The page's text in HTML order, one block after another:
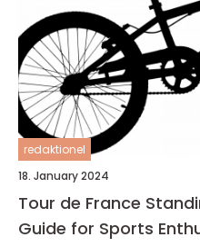
redaktionel
18. January 2024
Tour de France
Guide for Sports